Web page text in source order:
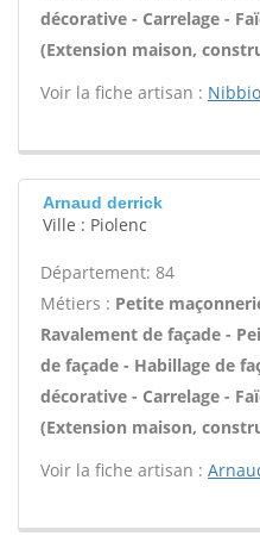
décorative - Carrelage -
(Extension maison,
Voir la fiche artisan :
Arnaud derrick
Ville : Piolenc
Département: 84
Métiers : Petite
Ravalement de façade -
de façade - Habillage de
décorative - Carrelage -
(Extension maison,
Voir la fiche artisan :